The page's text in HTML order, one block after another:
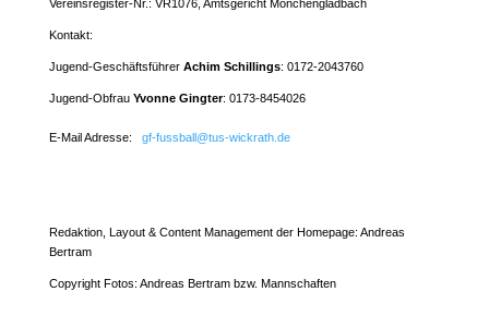
Vereinsregister-Nr.: VR1076, Amtsgericht Mönchengladbach
Kontakt:
Jugend-Geschäftsführer Achim Schillings: 0172-2043760
Jugend-Obfrau Yvonne Gingter: 0173-8454026
E-Mail Adresse: gf-fussball@tus-wickrath.de
Redaktion, Layout & Content Management der Homepage: Andreas
Bertram
Copyright Fotos: Andreas Bertram bzw. Mannschaften